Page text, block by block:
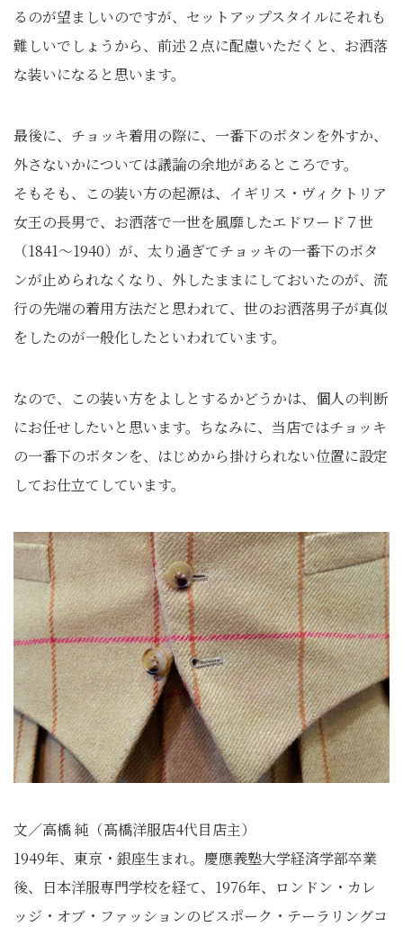
るのが望ましいのですが、セットアップスタイルにそれも
難しいでしょうから、前述２点に配慮いただくと、お洒落
な装いになると思います。
最後に、チョッキ着用の際に、一番下のボタンを外すか、
外さないかについては議論の余地があるところです。
そもそも、この装い方の起源は、イギリス・ヴィクトリア
女王の長男で、お洒落で一世を風靡したエドワード７世
（1841～1940）が、太り過ぎてチョッキの一番下のボタ
ンが止められなくなり、外したままにしておいたのが、流
行の先端の着用方法だと思われて、世のお洒落男子が真似
をしたのが一般化したといわれています。
なので、この装い方をよしとするかどうかは、個人の判断
にお任せしたいと思います。ちなみに、当店ではチョッキ
の一番下のボタンを、はじめから掛けられない位置に設定
してお仕立てしています。
文／高橋 純（髙橋洋服店4代目店主）
1949年、東京・銀座生まれ。慶應義塾大学経済学部卒業
後、日本洋服専門学校を経て、1976年、ロンドン・カレ
ッジ・オブ・ファッションのビスポーク・テーラリングコ